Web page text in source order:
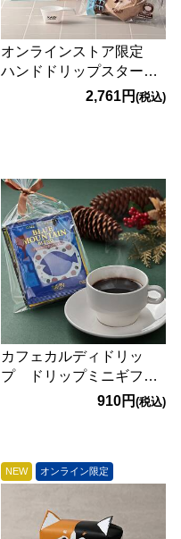
オンラインストア限定
ハンドドリップスタータ
ーセット（1-2杯用）
2,761円 (税込)
カフェカルディドリッ
プ ドリップミニギフト
910円 (税込)
NEW オンライン限定